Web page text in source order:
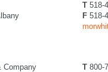
T 518-
F 518-
Company
T 800-